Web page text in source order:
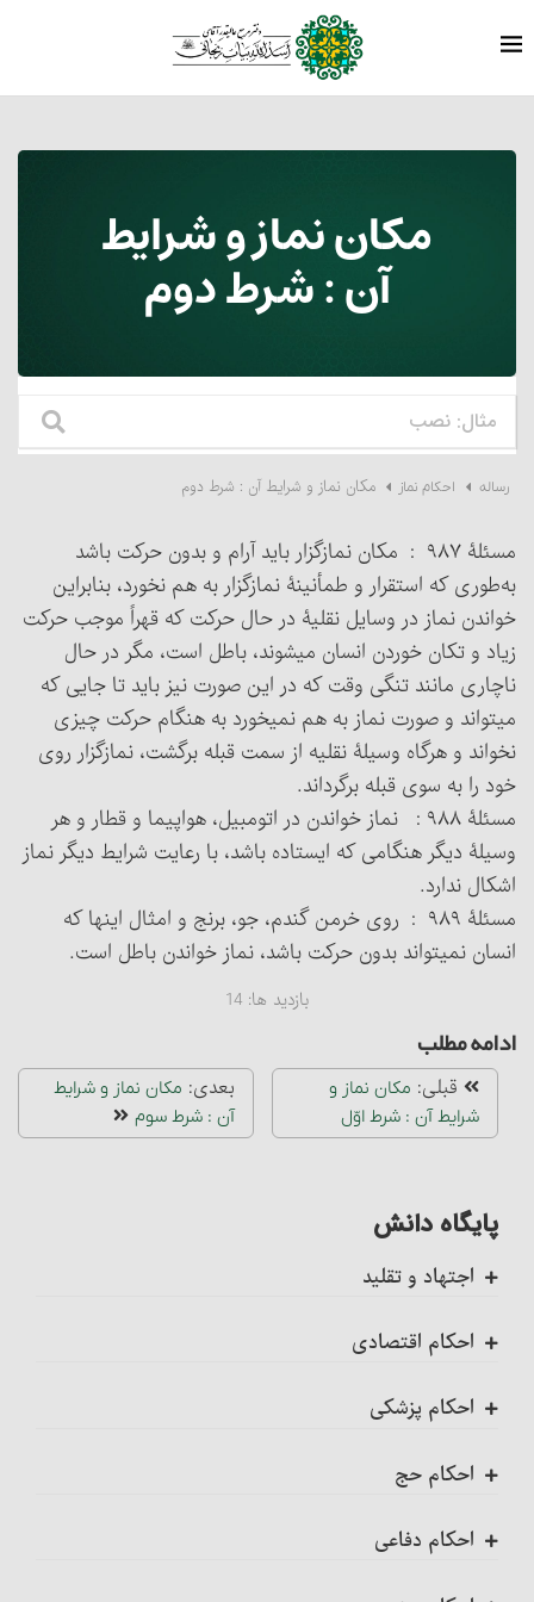
مکان نماز و شرایط
آن : شرط دوم
رساله احکام نماز مکان نماز و شرایط آن : شرط دوم
مسئلۀ ۹۸۷ : مکان نمازگزار باید آرام و بدون حرکت باشد
به‌طوری که استقرار و طمأنینۀ نمازگزار به هم نخورد، بنابراین
خواندن نماز در وسایل نقلیۀ در حال حرکت که قهراً موجب حرکت
زیاد و تکان خوردن انسان می‏شوند، باطل است، مگر در حال
ناچاری مانند تنگی وقت که در این صورت نیز باید تا جایی که
می‏تواند و صورت نماز به هم نمی‏خورد به هنگام حرکت چیزی
نخواند و هرگاه وسیلۀ نقلیه از سمت قبله برگشت، نمازگزار روی
خود را به سوی قبله برگرداند.
مسئلۀ ۹۸۸ : نماز خواندن در اتومبیل، هواپیما و قطار و هر
وسیلۀ دیگر هنگامی که ایستاده باشد، با رعایت شرایط دیگر نماز
اشکال ندارد.
مسئلۀ ۹۸۹ : روی خرمن گندم، جو، برنج و امثال اینها که
انسان نمی‏تواند بدون حرکت باشد، نماز خواندن باطل است.
بازدید ها: 14
ادامه مطلب
قبلی: مکان نماز و
شرایط آن : شرط اوّل
بعدی: مکان نماز و شرایط
آن : شرط سوم
پایگاه دانش
اجتهاد و تقلید
احکام اقتصادی
احکام پزشکی
احکام حج
احکام دفاعی